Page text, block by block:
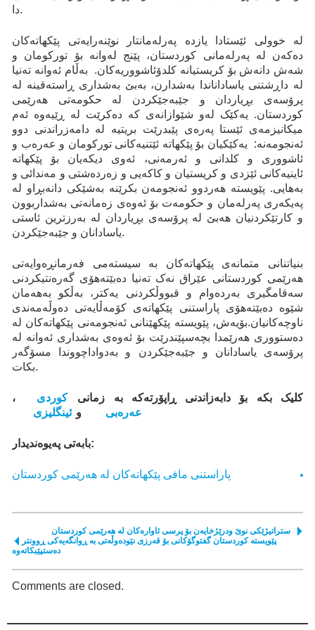
دا.
لە خوولی ئێستادا يازده‌ پەرلەمانتار نوێنەرایەتی پێکهاتەکان
دەکەن لە پەرلەمانی کوردستان، پێنج له‌وانه‌ بۆ توركومان و
شه‌ش دانه‌ش بۆ كريستيانه‌ كلدۆئاشووريه‌كان. بەڵام ئه‌وانه‌ تەنیا
لە داڕشتنی یاساداناندا به‌شدارن، بەبێ بەشداری ڕاستەقینە لە
پرۆسەی بڕیاردان و جێبەجێکردن لە حکومەتی هەرێمی
کوردستان. یەکێک لەو شێوازانەی کە دەکرێت لە ڕێیەوە ئەم
میکانیزمەی ئێستا پەرەی پێبدرێت بریتیە لە دامەزراندنی دوو
ئەنجومەنه‌: يه‌كێكيان بۆ پێکهاتە ئێتنیه‌كانی توركومان و عه‌ره‌ب و
ئاشووری و كلدانی و ئه‌رمه‌نی، ئه‌وی ديكه‌يان بۆ پێكهاته‌
ئاینیەکانی ئێزدی و كريستيان و كاكه‌يی و زه‌رده‌شتی و مه‌ندائی و
به‌هايی. پێويسته‌ هه‌ردوو ئه‌نجومه‌ن بكرێنه‌ به‌شێكی دانه‌بڕاو له‌
په‌يكه‌ری په‌رله‌مان و حكومه‌ت بۆ ئه‌وه‌ی زه‌مانه‌تی به‌شداربوون
و كارتێكردنيان هه‌بێ له‌ پرۆسه‌ی بڕياردان له‌ به‌رزترين ئاستی
ياسادانان و جێبه‌جێكردن.
بنیاتنانی متمانەی پێکهاتەکان بە سیستەمی فەرمانڕەوایەتی
هەرێمی کوردستانی عێراق نەک تەنیا دەبێتەهۆی گەرەنتیکردنی
سەقامگیری بەردەوام و قبووڵکردنی یەکتر، بەڵکو بەهەمان
شێوە دەبێتەهۆی پاراستنی پێکهاتەی کۆمەڵایەتی دەوڵەمەندی
ناوچەکانیان.بۆيه‌ش، پێويسته‌ پێكهێنانی ئه‌نجومه‌نی پێكهاته‌كان له‌
ده‌ستووری هه‌رێمدا بچه‌سپێندرێت بۆ ئه‌وه‌ی به‌شداری ئه‌وانه‌ له‌
پرۆسه‌ی ياسادانان و جێبه‌جێكردن و به‌دواداچووندا مسۆگه‌ر
بكات.
کلیک بکە بۆ دابەزاندنی ڕاپۆرتەکە بە زمانی کوردی
،
عەرەبی
و ئینگلیزی
بابەتی پەیوەندیدار:
پاراستنی مافی پێکهاتەکان لە هەرێمی کوردستان
ستراتيژێکی نوێ ودرێژخایەن بۆ پرسی ئاوارەکان لە هەرێمی کوردستان
پێویستە کوردستان گفتوگۆکانی بۆ قەرزی نێودەوڵەتی بە ڕوانگەیەکی ڕوونتر
دەستپێبکاتەوە
Comments are closed.